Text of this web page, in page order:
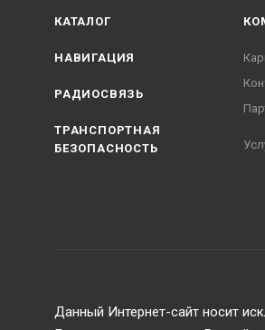
КАТАЛОГ
НАВИГАЦИЯ
РАДИОСВЯЗЬ
ТРАНСПОРТНАЯ
БЕЗОПАСНОСТЬ
Данный Интернет-сайт носит